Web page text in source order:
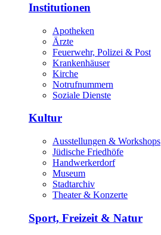
Institutionen
Apotheken
Ärzte
Feuerwehr, Polizei & Post
Krankenhäuser
Kirche
Notrufnummern
Soziale Dienste
Kultur
Ausstellungen & Workshops
Jüdische Friedhöfe
Handwerkerdorf
Museum
Stadtarchiv
Theater & Konzerte
Sport, Freizeit & Natur